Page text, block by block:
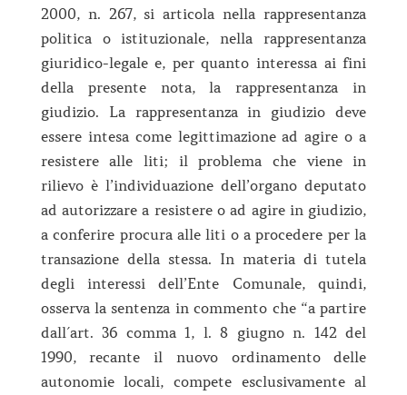
2000, n. 267, si articola nella rappresentanza
politica o istituzionale, nella rappresentanza
giuridico-legale e, per quanto interessa ai fini
della presente nota, la rappresentanza in
giudizio. La rappresentanza in giudizio deve
essere intesa come legittimazione ad agire o a
resistere alle liti; il problema che viene in
rilievo è l’individuazione dell’organo deputato
ad autorizzare a resistere o ad agire in giudizio,
a conferire procura alle liti o a procedere per la
transazione della stessa. In materia di tutela
degli interessi dell’Ente Comunale, quindi,
osserva la sentenza in commento che “a partire
dall´art. 36 comma 1, l. 8 giugno n. 142 del
1990, recante il nuovo ordinamento delle
autonomie locali, compete esclusivamente al